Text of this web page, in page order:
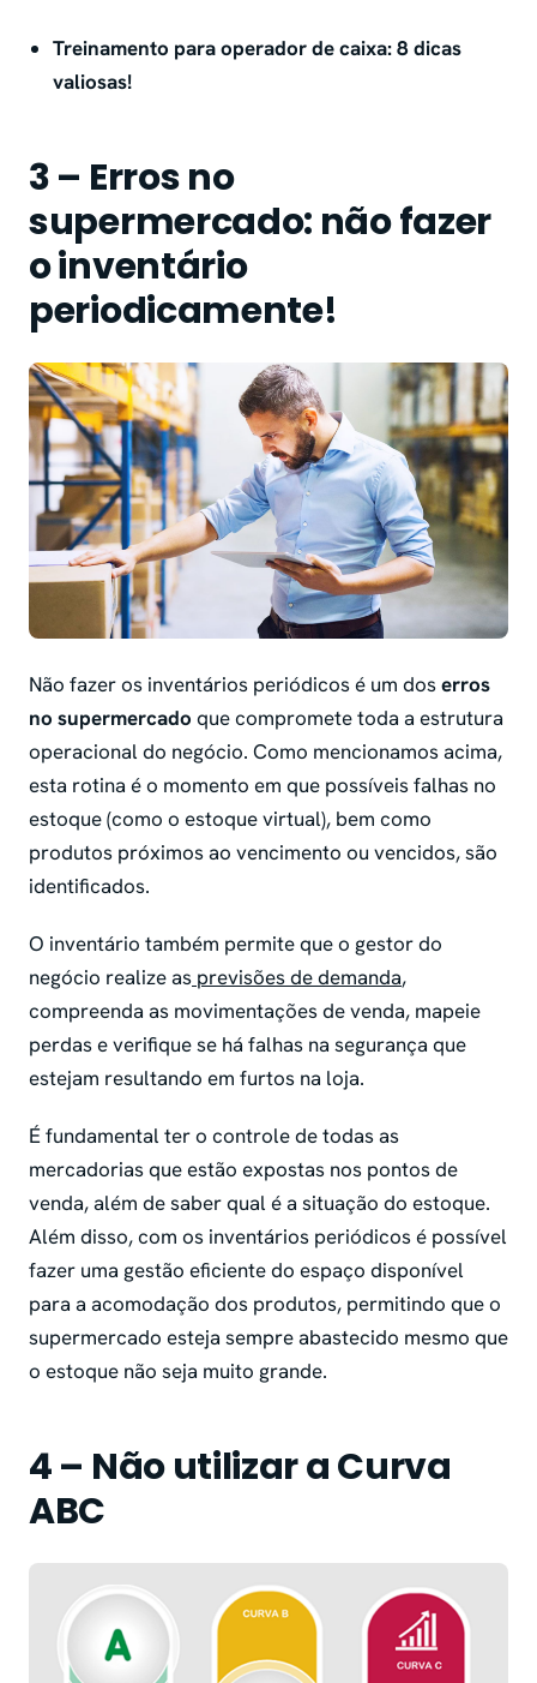
Treinamento para operador de caixa: 8 dicas
valiosas!
3 – Erros no
supermercado: não fazer
o inventário
periodicamente!
Não fazer os inventários periódicos é um doserros
no supermercado que compromete toda a estrutura
operacional do negócio. Como mencionamos acima,
esta rotina é o momento em que possíveis falhas no
estoque (como o estoque virtual), bem como
produtos próximos ao vencimento ou vencidos, são
identificados.
O inventário também permite que o gestor do
negócio realize as previsões de demanda,
compreenda as movimentações de venda, mapeie
perdas e verifique se há falhas na segurança que
estejam resultando em furtos na loja.
É fundamental ter o controle de todas as
mercadorias que estão expostas nos pontos de
venda, além de saber qual é a situação do estoque.
Além disso, com os inventários periódicos é possível
fazer uma gestão eficiente do espaço disponível
para a acomodação dos produtos, permitindo que o
supermercado esteja sempre abastecido mesmo que
o estoque não seja muito grande.
4 – Não utilizar a Curva
ABC